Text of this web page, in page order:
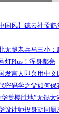
魂
第十
举行
中国风】德云社孟鹤
无腿老兵马三小：
灯Plus！浑身都亮
发言人即兴用中文
密码学之父如何
华赏樱胜地”无锡
设计师投身胡同厕